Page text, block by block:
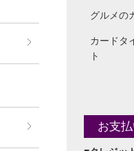
グルメの
カードタ
ト
お支